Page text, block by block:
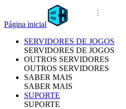
Página inicial
SERVIDORES DE JOGOS
SERVIDORES DE JOGOS
OUTROS SERVIDORES
OUTROS SERVIDORES
SABER MAIS
SABER MAIS
SUPORTE
SUPORTE